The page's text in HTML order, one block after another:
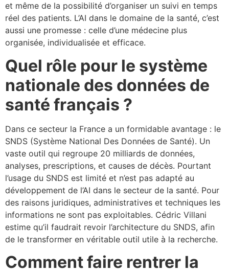
et même de la possibilité d’organiser un suivi en temps
réel des patients. L’AI dans le domaine de la santé, c’est
aussi une promesse : celle d’une médecine plus
organisée, individualisée et efficace.
Quel rôle pour le système
nationale des données de
santé français ?
Dans ce secteur la France a un formidable avantage : le
SNDS (Système National Des Données de Santé). Un
vaste outil qui regroupe 20 milliards de données,
analyses, prescriptions, et causes de décès. Pourtant
l’usage du SNDS est limité et n’est pas adapté au
développement de l’AI dans le secteur de la santé. Pour
des raisons juridiques, administratives et techniques les
informations ne sont pas exploitables. Cédric Villani
estime qu’il faudrait revoir l’architecture du SNDS, afin
de le transformer en véritable outil utile à la recherche.
Comment faire rentrer la